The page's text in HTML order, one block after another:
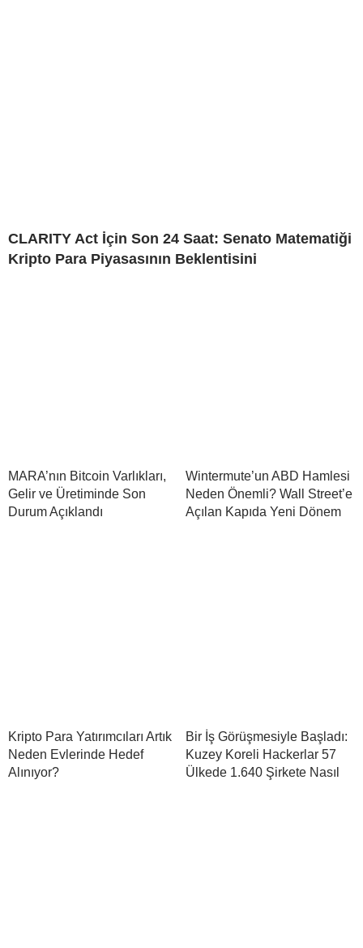
CLARITY Act İçin Son 24 Saat: Senato Matematiği
Kripto Para Piyasasının Beklentisini
MARA’nın Bitcoin Varlıkları,
Gelir ve Üretiminde Son
Durum Açıklandı
Wintermute’un ABD Hamlesi
Neden Önemli? Wall Street’e
Açılan Kapıda Yeni Dönem
Kripto Para Yatırımcıları Artık
Neden Evlerinde Hedef
Alınıyor?
Bir İş Görüşmesiyle Başladı:
Kuzey Koreli Hackerlar 57
Ülkede 1.640 Şirkete Nasıl